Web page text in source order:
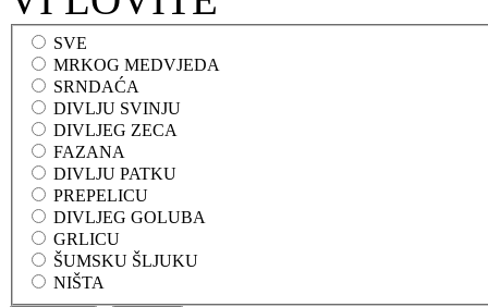
SVE
MRKOG MEDVJEDA
SRNDAĆA
DIVLJU SVINJU
DIVLJEG ZECA
FAZANA
DIVLJU PATKU
PREPELICU
DIVLJEG GOLUBA
GRLICU
ŠUMSKU ŠLJUKU
NIŠTA